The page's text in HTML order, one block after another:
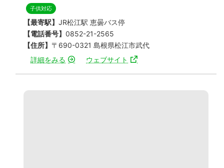
子供対応
【最寄駅】 JR松江駅 恵曇バス停
【電話番号】 0852-21-2565
【住所】 〒690-0321 島根県松江市武代
詳細をみる
ウェブサイト